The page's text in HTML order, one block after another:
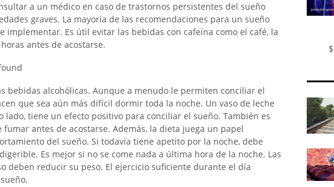
a un médico en caso de trastornos persistentes del sueño
graves. La mayoría de las recomendaciones para un sueño
implementar. Es útil evitar las bebidas con cafeína como el café, la
antes de acostarse.
bebidas alcohólicas. Aunque a menudo le permiten conciliar el
que sea aún más difícil dormir toda la noche. Un vaso de leche
lado, tiene un efecto positivo para conciliar el sueño. También es
antes de acostarse. Además, la dieta juega un papel
del sueño. Si todavía tiene apetito por la noche, debe
Es mejor si no se come nada a última hora de la noche. Las
deben reducir su peso. El ejercicio suficiente durante el día